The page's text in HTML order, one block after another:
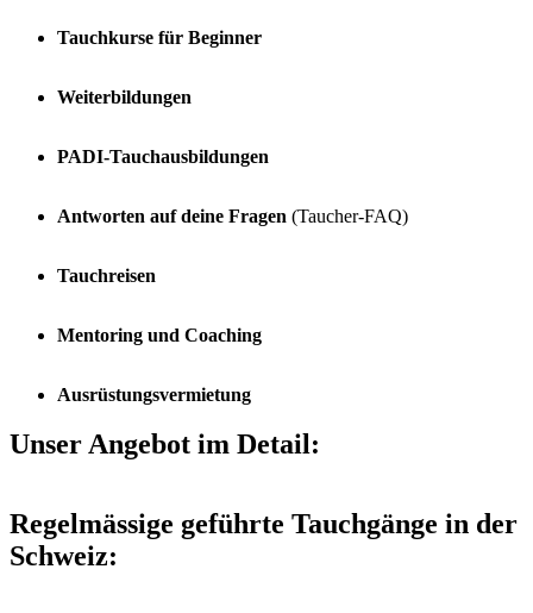
Tauchkurse für Beginner
Weiterbildungen
PADI-Tauchausbildungen
Antworten auf deine Fragen (Taucher-FAQ)
Tauchreisen
Mentoring und Coaching
Ausrüstungsvermietung
Unser Angebot im Detail:
Regelmässige geführte Tauchgänge in der
Schweiz: